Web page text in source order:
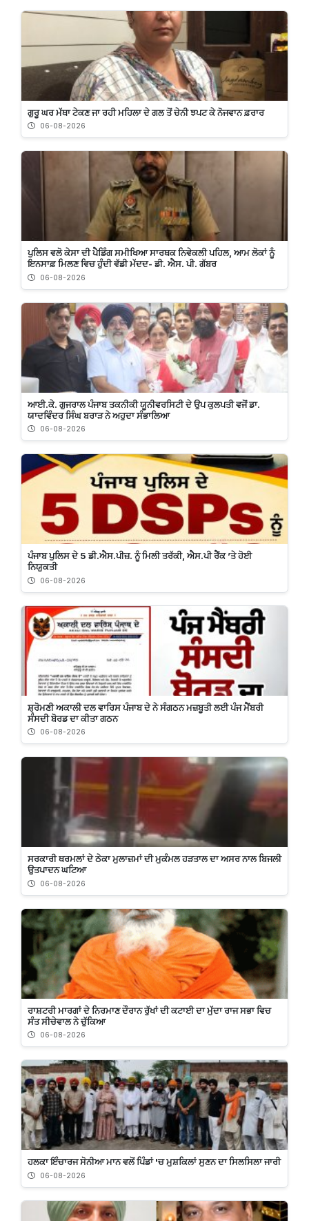
ਗੁਰੂ ਘਰ ਮੱਥਾ ਟੇਕਣ ਜਾ ਰਹੀ ਮਹਿਲਾ ਦੇ ਗਲ ਤੋਂ ਚੇਨੀ ਝਪਟ ਕੇ ਨੋਜਵਾਨ ਫ਼ਰਾਰ
06-08-2026
ਪੁਲਿਸ ਵਲੋ ਕੇਸਾ ਦੀ ਪੈਡਿੰਗ ਸਮੀਖਿਆ ਸਾਰਥਕ ਨਿਵੇਕਲੀ ਪਹਿਲ, ਆਮ ਲੋਕਾਂ ਨੂੰ
ਇਨਸਾਫ਼ ਮਿਲਣ ਵਿਚ ਹੁੰਦੀ ਵੱਡੀ ਮੱਦਦ- ਡੀ. ਐਸ. ਪੀ. ਗੱਬਰ
06-08-2026
ਆਈ.ਕੇ. ਗੁਜਰਾਲ ਪੰਜਾਬ ਤਕਨੀਕੀ ਯੂਨੀਵਰਸਿਟੀ ਦੇ ਉਪ ਕੁਲਪਤੀ ਵਜੋਂ ਡਾ.
ਯਾਦਵਿੰਦਰ ਸਿੰਘ ਬਰਾੜ ਨੇ ਅਹੁਦਾ ਸੰਭਾਲਿਆ
06-08-2026
ਪੰਜਾਬ ਪੁਲਿਸ ਦੇ 5 ਡੀ.ਐਸ.ਪੀਜ਼. ਨੂੰ ਮਿਲੀ ਤਰੱਕੀ, ਐਸ.ਪੀ ਰੈਂਕ ’ਤੇ ਹੋਈ
ਨਿਯੁਕਤੀ
06-08-2026
ਸ਼੍ਰੋਮਣੀ ਅਕਾਲੀ ਦਲ ਵਾਰਿਸ ਪੰਜਾਬ ਦੇ ਨੇ ਸੰਗਠਨ ਮਜ਼ਬੂਤੀ ਲਈ ਪੰਜ ਮੈਂਬਰੀ
ਸੰਸਦੀ ਬੋਰਡ ਦਾ ਕੀਤਾ ਗਠਨ
06-08-2026
ਸਰਕਾਰੀ ਥਰਮਲਾਂ ਦੇ ਠੇਕਾ ਮੁਲਾਜ਼ਮਾਂ ਦੀ ਮੁਕੰਮਲ ਹੜਤਾਲ ਦਾ ਅਸਰ ਨਾਲ ਬਿਜਲੀ
ਉਤਪਾਦਨ ਘਟਿਆ
06-08-2026
ਰਾਸ਼ਟਰੀ ਮਾਰਗਾਂ ਦੇ ਨਿਰਮਾਣ ਦੌਰਾਨ ਰੁੱਖਾਂ ਦੀ ਕਟਾਈ ਦਾ ਮੁੱਦਾ ਰਾਜ ਸਭਾ ਵਿਚ
ਸੰਤ ਸੀਚੇਵਾਲ ਨੇ ਚੁੱਕਿਆ
06-08-2026
ਹਲਕਾ ਇੰਚਾਰਜ ਸੋਨੀਆ ਮਾਨ ਵਲੋਂ ਪਿੰਡਾਂ 'ਚ ਮੁਸ਼ਕਿਲਾਂ ਸੁਣਨ ਦਾ ਸਿਲਸਿਲਾ ਜਾਰੀ
06-08-2026